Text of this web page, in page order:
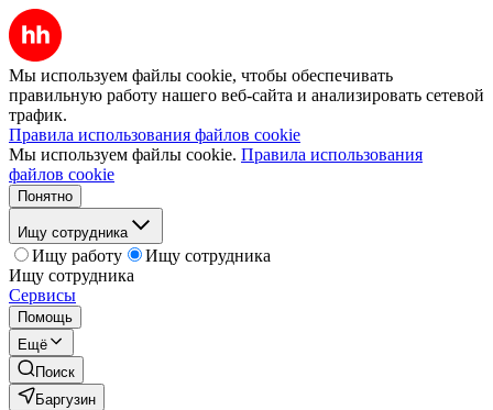
Мы используем файлы cookie, чтобы обеспечивать
правильную работу нашего веб-сайта и анализировать сетевой
трафик.
Правила использования файлов cookie
Мы используем файлы cookie. Правила использования
файлов cookie
Понятно
Ищу сотрудника
Ищу работу
Ищу сотрудника
Ищу сотрудника
Сервисы
Помощь
Ещё
Поиск
Баргузин